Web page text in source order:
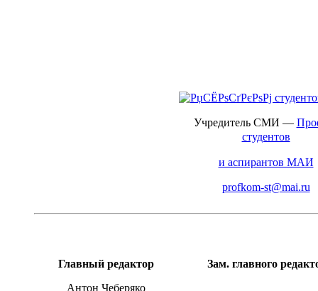
Учредитель СМИ —
студентов
и аспирантов МАИ
profkom-st@mai.ru
Главный редактор
Антон Чеберяко
Зам. главного